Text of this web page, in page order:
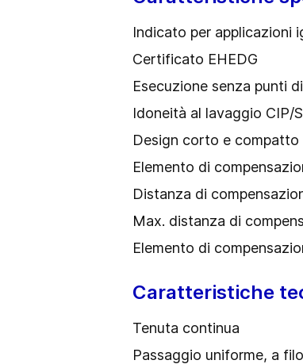
Indicato per applicazioni
Certificato EHEDG
Esecuzione senza punti
Idoneità al lavaggio CIP/
Design corto e compatto
Elemento di
Distanza di
Max. distanza di
Elemento di
Caratteristiche
Tenuta continua
Passaggio uniforme, a